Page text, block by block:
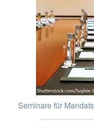
Seminare für